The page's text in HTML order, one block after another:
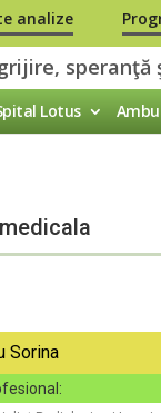
analize
Lotus
Sorina